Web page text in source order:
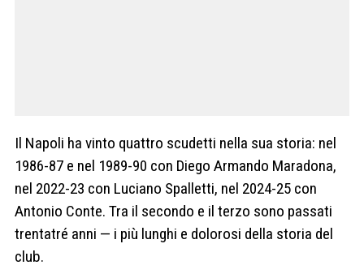
Il Napoli ha vinto quattro scudetti nella sua storia: nel
1986-87 e nel 1989-90 con Diego Armando Maradona,
nel 2022-23 con Luciano Spalletti, nel 2024-25 con
Antonio Conte. Tra il secondo e il terzo sono passati
trentatré anni — i più lunghi e dolorosi della storia del
club.